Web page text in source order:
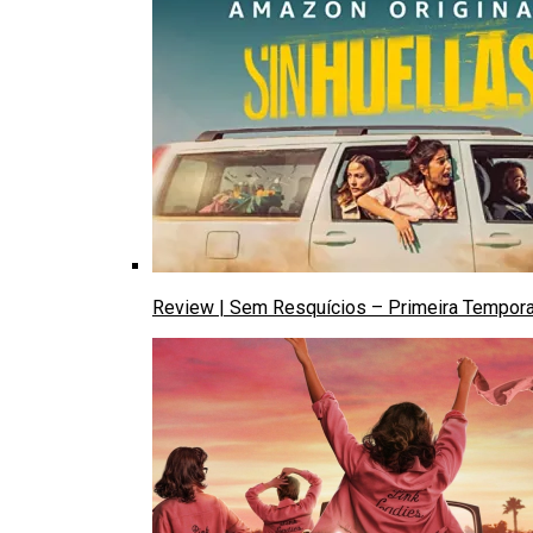
Review | Sem Resquícios – Primeira